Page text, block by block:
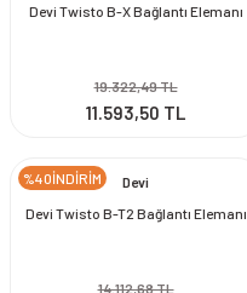
Devi Twisto B-X Bağlantı Elemanı
19.322,49 TL
11.593,50 TL
%40İNDİRİM
Devi
Devi Twisto B-T2 Bağlantı Elemanı
14.112,68 TL